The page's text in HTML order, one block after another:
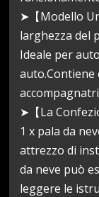
➤【Modello
larghezza del
Ideale per
auto.Contiene
➤【La
1 x pala da
attrezzo di
da neve può
leggere le